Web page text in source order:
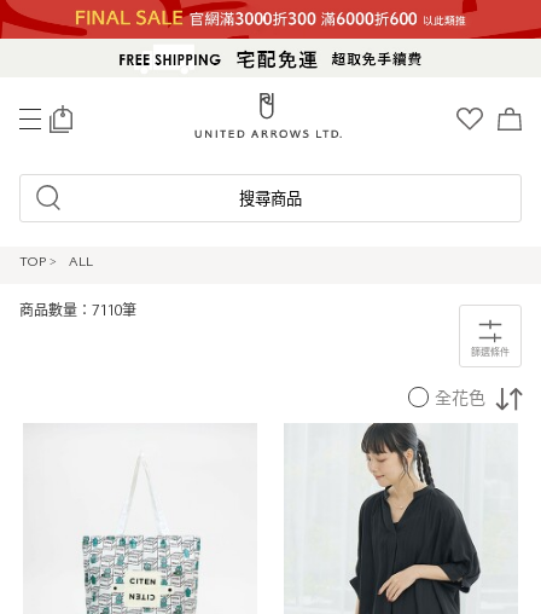
搜尋商品
TOP > ALL
商品數量：7110筆
篩選條件
全花色